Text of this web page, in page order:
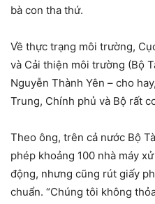
bà con tha thứ.
Về thực trạng môi trường,
và Cải thiện môi trường (Bộ
Nguyễn Thành Yên – cho
Trung, Chính phủ và Bộ rất
Theo ông, trên cả nước Bộ
phép khoảng 100 nhà máy
động, nhưng cũng rút giấy
chuẩn. “Chúng tôi không